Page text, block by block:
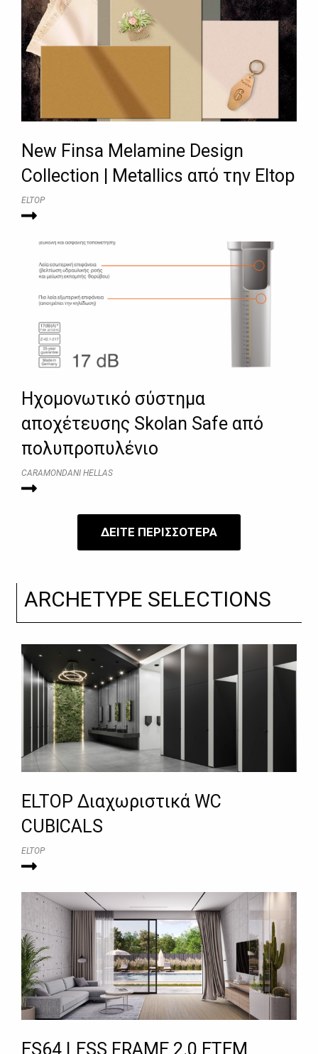
New Finsa Melamine Design
Collection | Metallics από την Eltop
ELTOP
Ηχομονωτικό σύστημα
αποχέτευσης Skolan Safe από
πολυπροπυλένιο
CARAMONDANI HELLAS
ΔΕΙΤΕ ΠΕΡΙΣΣΟΤΕΡΑ
ARCHETYPE SELECTIONS
ELTOP Διαχωριστικά WC
CUBICALS
ELTOP
ES64 LESS FRAME 2.0 ΕΤΕΜ